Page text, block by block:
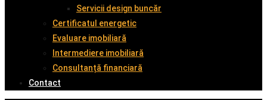
Servicii design buncăr
Certificatul energetic
Evaluare imobiliară
Intermediere imobiliară
Consultanță financiară
Contact